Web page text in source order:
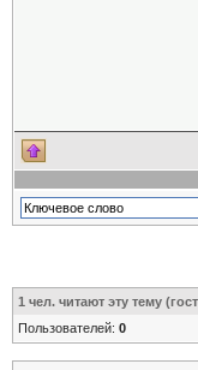
1 чел. читают эту тему
Пользователей: 0